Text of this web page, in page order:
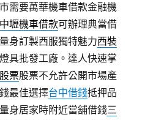
需要萬華機車借款金融機
中壢機車借款可辦理典當借
身訂製西服獨特魅力西裝
具批發工廠。達人快速掌
票股票不允許公開市場產
最佳選擇台中借錢抵押品
身居家時附近當舖借錢三